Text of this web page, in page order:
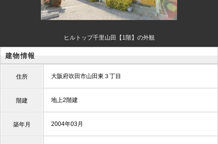
ヒルトップ千里山田【1階】の外観
建物情報
住所 大阪府吹田市山田東３丁目
階建 地上2階建
築年月 2004年03月